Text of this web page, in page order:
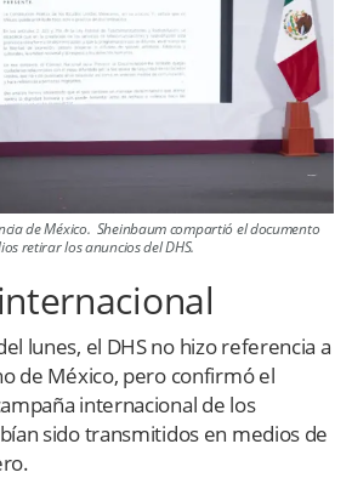
de México. Sheinbaum compartió el documento
retirar los anuncios del DHS.
lunes, el DHS no hizo referencia a
de México, pero confirmó el
internacional de los
sido transmitidos en medios de